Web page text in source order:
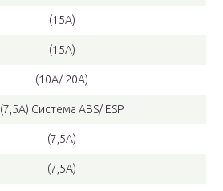
(15А)
(15А)
(10А/ 20А)
(7,5А) Система ABS/ ESP
(7,5А)
(7,5А)